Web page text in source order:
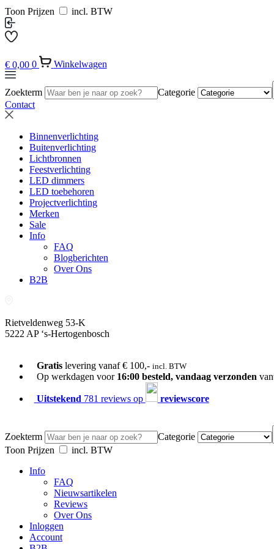
Toon Prijzen incl. BTW
€ 0,00 0 Winkelwagen
Zoekterm
Categorie
Contact
Binnenverlichting
Buitenverlichting
Lichtbronnen
Feestverlichting
LED dimmers
LED toebehoren
Projectverlichting
Merken
Sale
Info
FAQ
Blogberichten
Over Ons
B2B
Rietveldenweg 53-K
5222 AP ‘s-Hertogenbosch
Gratislevering vanaf € 100,- incl. BTW
Op werkdagen voor 16:00 besteld, vandaag verzonden
Uitstekend 781 reviews op reviewscore
Zoekterm
Categorie
Toon Prijzen
incl. BTW
Info
FAQ
Nieuwsartikelen
Reviews
Over Ons
Inloggen
Account